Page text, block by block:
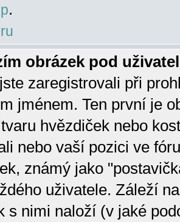
.
obrázek pod
zaregistrovali při
jménem. Ten první je
hvězdiček nebo
nebo vaší pozici ve
známý jako
uživatele. Záleží
s nimi naloží (v jaké